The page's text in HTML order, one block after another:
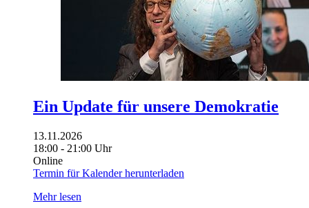
Ein Update für unsere Demokratie
13.11.2026
18:00 - 21:00 Uhr
Online
Termin für Kalender herunterladen
Mehr lesen